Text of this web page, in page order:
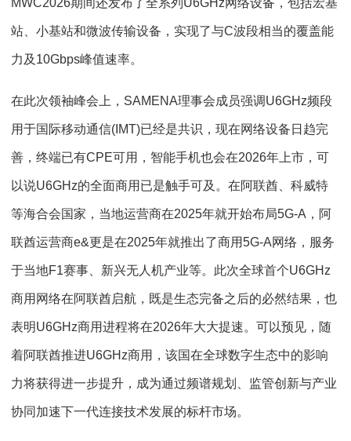
MWC2026期间还发布了全系列U6GHz网络设备，包括宏基
站、小基站和微波传输设备，实现了与C波段相当的覆盖能
力及10Gbps峰值速率。
在此次领袖峰会上，SAMENA理事会成员强调U6GHz频段
用于国际移动通信(IMT)已经是共识，现在网络设备日趋完
善，终端已有CPE可用，智能手机也会在2026年上市，可
以说U6GHz的全面商用已是触手可及。在阿联酋、科威特
等海合会国家，当地运营商在2025年就开始布局5G-A，阿
联酋运营商e&更是在2025年就推出了商用5G-A网络，服务
于当地F1赛事、新兴无人机产业等。此次全球首个U6GHz
商用网络在阿联酋启航，既是生态完备之后的必然结果，也
表明U6GHz商用进程将在2026年大大提速。可以预见，随
着阿联酋推进U6GHz商用，该国在全球数字生态中的影响
力将获得进一步提升，成为通过频谱规划、监管创新与产业
协同加速下一代连接技术发展的标杆市场。